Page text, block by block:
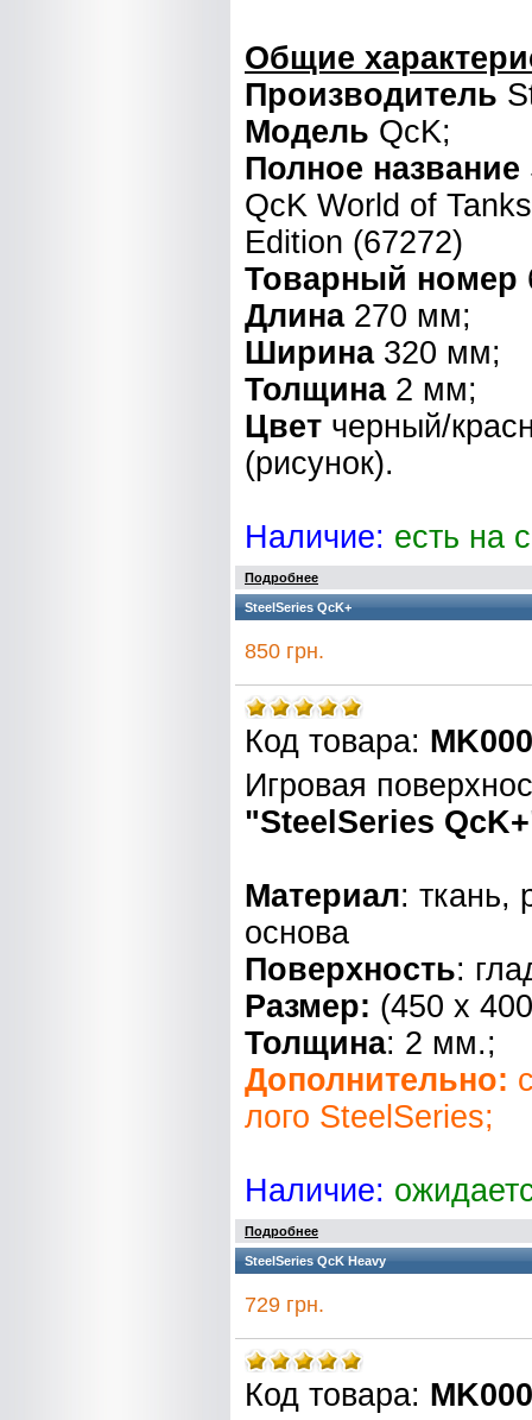
Общие
Производитель
Модель QcK;
Полное название
QcK World of
Edition (67272)
Товарный номер
Длина270 мм;
Ширина320 мм;
Толщина2 мм;
Цвет черный/
(рисунок).
Наличие: есть на
Подробнее
SteelSeries QcK+
850 грн.
Код товара:
Игровая
"SteelSeries
Материал: ткань,
основа
Поверхность:
Размер: (450 x
Толщина: 2 мм.;
Дополнительно:
лого SteelSeries;
Наличие:
Подробнее
SteelSeries QcK Heavy
729 грн.
Код товара: